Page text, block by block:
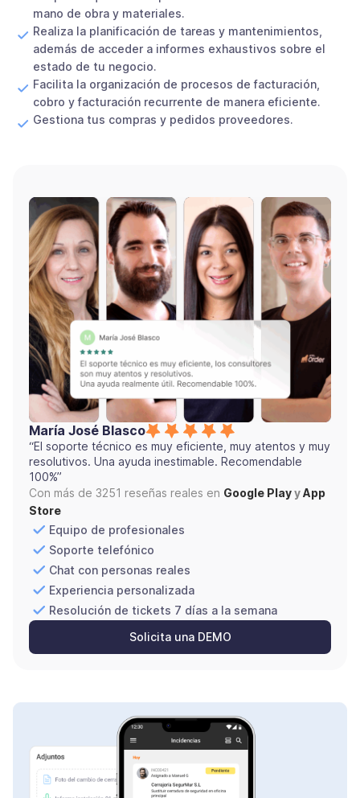
mano de obra y materiales.
Realiza la planificación de tareas y mantenimientos,
además de acceder a informes exhaustivos sobre el
estado de tu negocio.
Facilita la organización de procesos de facturación,
cobro y facturación recurrente de manera eficiente.
Gestiona tus compras y pedidos proveedores.
María José Blasco
“El soporte técnico es muy eficiente, muy atentos y muy
resolutivos. Una ayuda inestimable. Recomendable
100%”
Con más de 3251 reseñas reales en Google PlayyApp
Store
Equipo de profesionales
Soporte telefónico
Chat con personas reales
Experiencia personalizada
Resolución de tickets 7 días a la semana
Solicita una DEMO